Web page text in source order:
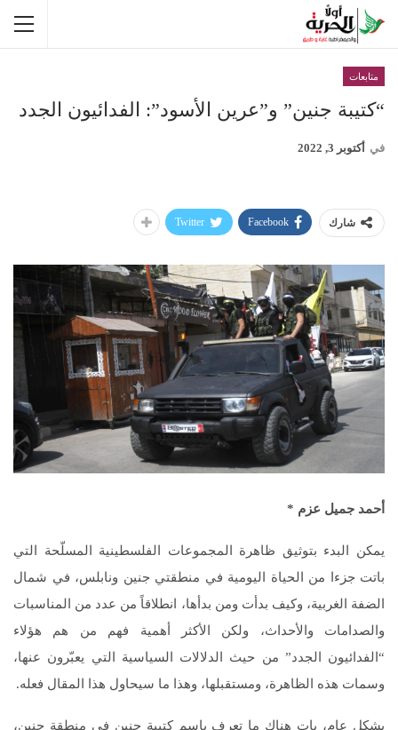
متابعات
“كتيبة جنين” و”عرين الأسود”: الفدائيون الجدد
في أكتوبر 3, 2022
شارك Facebook
Twitter
أحمد جميل عزم *
يمكن البدء بتوثيق ظاهرة المجموعات الفلسطينية المسلّحة التي
باتت جزءا من الحياة اليومية في منطقتي جنين ونابلس، في شمال
الضفة الغربية، وكيف بدأت ومن بدأها، انطلاقاً من عدد من المناسبات
والصدامات والأحداث، ولكن الأكثر أهمية فهم من هم هؤلاء
“الفدائيون الجدد” من حيث الدلالات السياسية التي يعبّرون عنها،
وسمات هذه الظاهرة، ومستقبلها، وهذا ما سيحاول هذا المقال فعله.
بشكل عام، بات هناك ما تعرف باسم كتيبة جنين في منطقة جنين،